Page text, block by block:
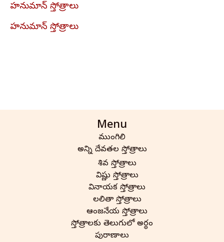
హనుమాన్ స్తోత్రాలు
హనుమాన్ స్తోత్రాలు
Menu
ముంగిలి
అన్ని దేవతల స్తోత్రాలు
శివ స్తోత్రాలు
విష్ణు స్తోత్రాలు
వినాయక స్తోత్రాలు
లలితా స్తోత్రాలు
ఆంజనేయ స్తోత్రాలు
స్తోత్రాలకు తెలుగులో అర్థం
పురాణాలు